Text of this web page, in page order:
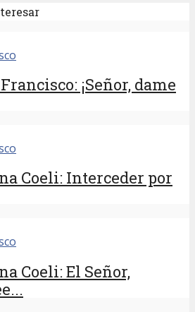
¡Señor, dame
Coeli: Interceder por
Coeli: El Señor,